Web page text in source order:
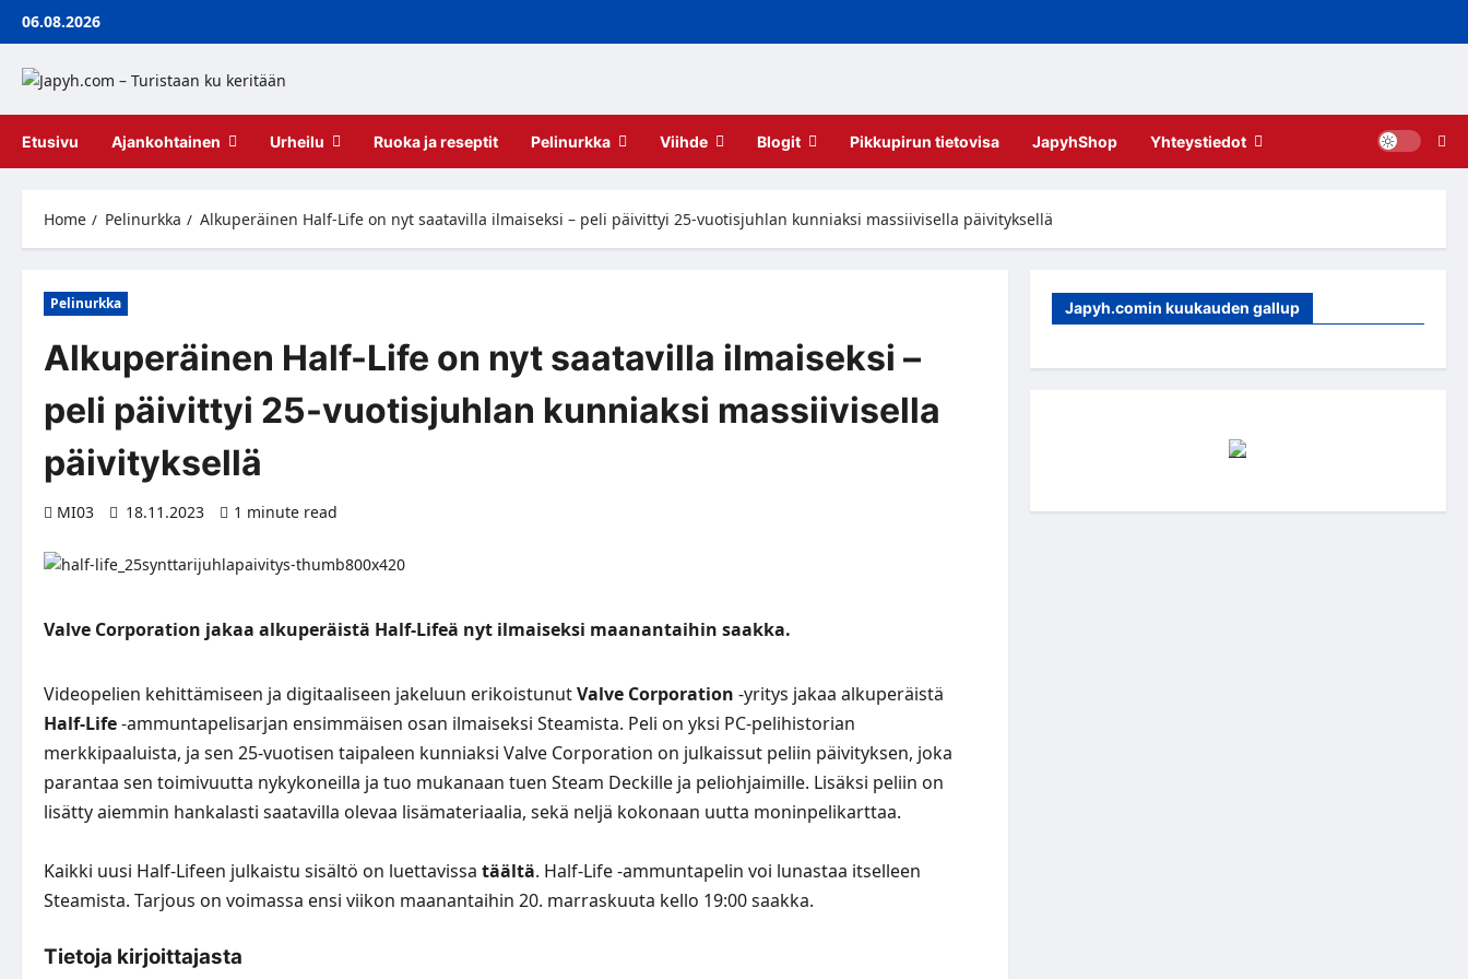
Skip06.08.2026
Etusivu Ajankohtainen Urheilu Ruoka ja reseptit Pelinurkka Viihde Blogit Pikkupirun tietovisa JapyhShop Yhteystiedot
Home Pelinurkka Alkuperäinen Half-Life on nyt saatavilla ilmaiseksi – peli päivittyi 25-vuotisjuhlan kunniaksi massiivisella päivityksellä
Pelinurkka
Alkuperäinen Half-Life on nyt saatavilla ilmaiseksi –
peli päivittyi 25-vuotisjuhlan kunniaksi massiivisella
päivityksellä
MI03 18.11.2023 1 minute read
Valve Corporation jakaa alkuperäistä Half-Lifeä nyt ilmaiseksi maanantaihin saakka.
Videopelien kehittämiseen ja digitaaliseen jakeluun erikoistunutValve Corporation -yritys jakaa alkuperäistä
Half-Life-ammuntapelisarjan ensimmäisen osan ilmaiseksi Steamista. Peli on yksi PC-pelihistorian
merkkipaaluista, ja sen 25-vuotisen taipaleen kunniaksi Valve Corporation on julkaissut peliin päivityksen, joka
parantaa sen toimivuutta nykykoneilla ja tuo mukanaan tuen Steam Deckille ja peliohjaimille. Lisäksi peliin on
lisätty aiemmin hankalasti saatavilla olevaa lisämateriaalia, sekä neljä kokonaan uutta moninpelikarttaa.
Kaikki uusi Half-Lifeen julkaistu sisältö on luettavissa täältä. Half-Life -ammuntapelin voi lunastaa itselleen
Steamista. Tarjous on voimassa ensi viikon maanantaihin 20. marraskuuta kello 19:00 saakka.
Tietoja kirjoittajasta
Japyh.comin kuukauden gallup